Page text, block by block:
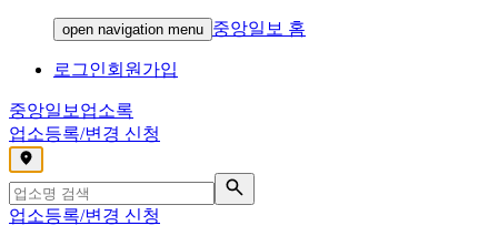
open navigation menu 중앙일보 홈
로그인회원가입
중앙일보 업소록
업소등록/변경 신청
,
업소등록/변경 신청